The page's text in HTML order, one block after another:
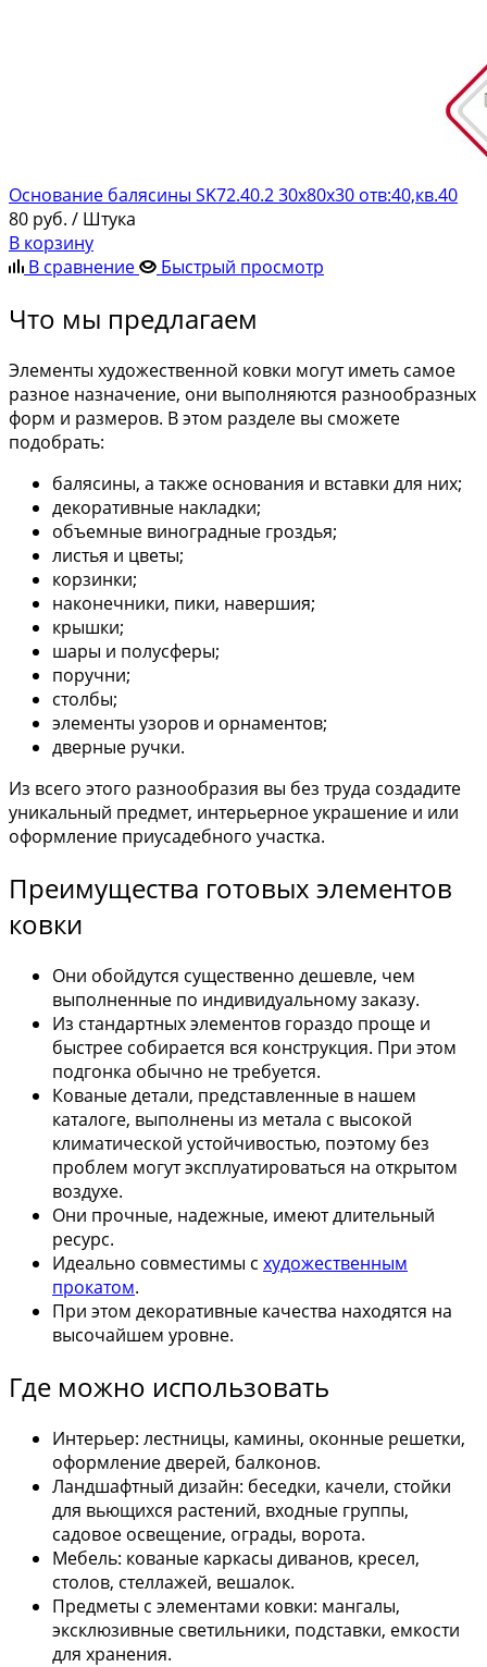
Основание балясины SK72.40.2 30х80х30 отв:40,кв.40
80 руб. / Штука
В корзину
В сравнение
Быстрый просмотр
Что мы предлагаем
Элементы художественной ковки могут иметь самое
разное назначение, они выполняются разнообразных
форм и размеров. В этом разделе вы сможете
подобрать:
балясины, а также основания и вставки для них;
декоративные накладки;
объемные виноградные гроздья;
листья и цветы;
корзинки;
наконечники, пики, навершия;
крышки;
шары и полусферы;
поручни;
столбы;
элементы узоров и орнаментов;
дверные ручки.
Из всего этого разнообразия вы без труда создадите
уникальный предмет, интерьерное украшение и или
оформление приусадебного участка.
Преимущества готовых элементов
ковки
Они обойдутся существенно дешевле, чем
выполненные по индивидуальному заказу.
Из стандартных элементов гораздо проще и
быстрее собирается вся конструкция. При этом
подгонка обычно не требуется.
Кованые детали, представленные в нашем
каталоге, выполнены из метала с высокой
климатической устойчивостью, поэтому без
проблем могут эксплуатироваться на открытом
воздухе.
Они прочные, надежные, имеют длительный
ресурс.
Идеально совместимы с художественным
прокатом.
При этом декоративные качества находятся на
высочайшем уровне.
Где можно использовать
Интерьер: лестницы, камины, оконные решетки,
оформление дверей, балконов.
Ландшафтный дизайн: беседки, качели, стойки
для вьющихся растений, входные группы,
садовое освещение, ограды, ворота.
Мебель: кованые каркасы диванов, кресел,
столов, стеллажей, вешалок.
Предметы с элементами ковки: мангалы,
эксклюзивные светильники, подставки, емкости
для хранения.